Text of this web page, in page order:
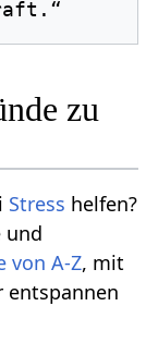
zu
Stress helfen?
und
von A-Z, mit
entspannen